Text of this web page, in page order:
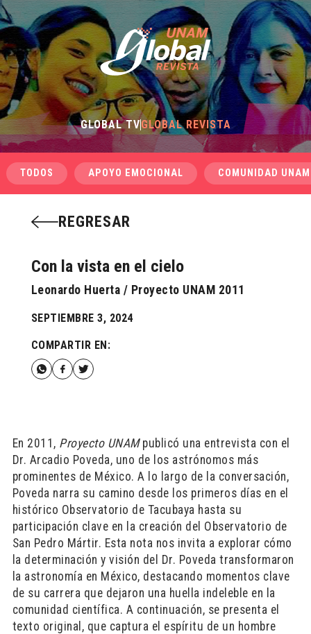
GLOBAL TVGLOBAL REVISTA
TODOS APOYO EMOCIONAL COMUNIDAD UNAM
REGRESAR
Con la vista en el cielo
Leonardo Huerta / Proyecto UNAM 2011
SEPTIEMBRE 3, 2024
COMPARTIR EN:
En 2011, Proyecto UNAMpublicó una entrevista con el
Dr. Arcadio Poveda, uno de los astrónomos más
prominentes de México. A lo largo de la conversación,
Poveda narra su camino desde los primeros días en el
histórico Observatorio de Tacubaya hasta su
participación clave en la creación del Observatorio de
San Pedro Mártir. Esta nota nos invita a explorar cómo
la determinación y visión del Dr. Poveda transformaron
la astronomía en México, destacando momentos clave
de su carrera que dejaron una huella indeleble en la
comunidad científica. A continuación, se presenta el
texto original, que captura el espíritu de un hombre